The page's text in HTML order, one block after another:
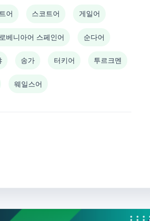
어 스코트어 게일어
베니아어 스페인어 순다어
송가 터키어 투르크멘
웨일스어